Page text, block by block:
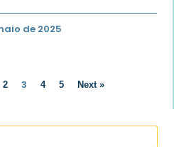
de 2025
2 3 4 5 Next »